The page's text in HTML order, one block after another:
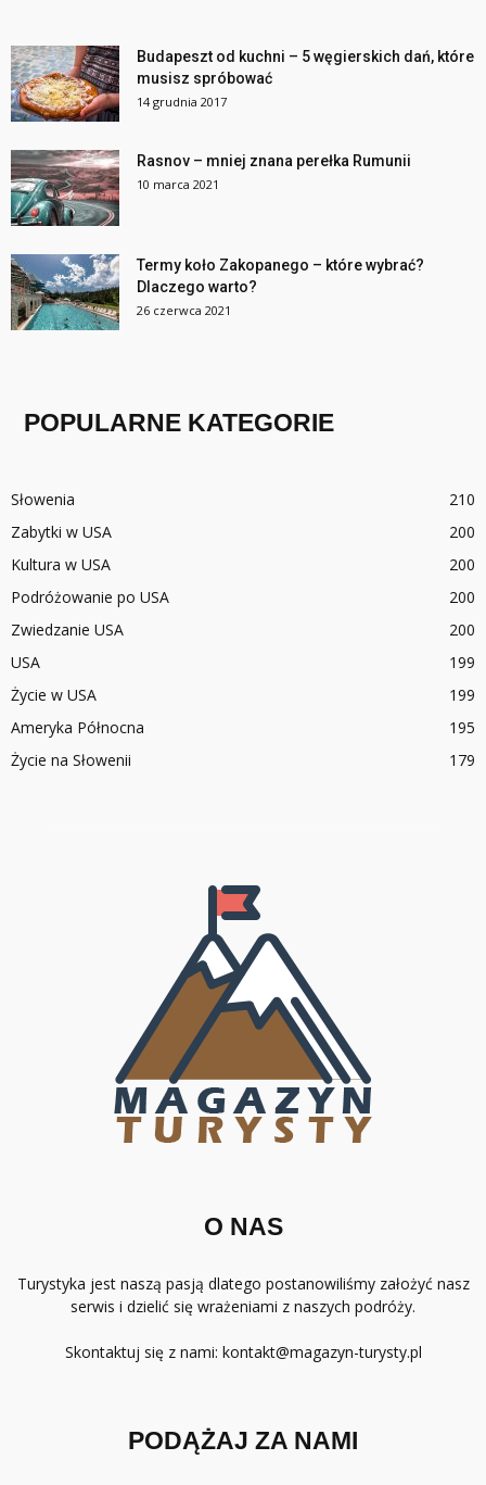
Budapeszt od kuchni – 5 węgierskich dań, które
musisz spróbować
14 grudnia 2017
Rasnov – mniej znana perełka Rumunii
10 marca 2021
Termy koło Zakopanego – które wybrać?
Dlaczego warto?
26 czerwca 2021
POPULARNE KATEGORIE
Słowenia
210
Zabytki w USA
200
Kultura w USA
200
Podróżowanie po USA
200
Zwiedzanie USA
200
USA
199
Życie w USA
199
Ameryka Północna
195
Życie na Słowenii
179
O NAS
Turystyka jest naszą pasją dlatego postanowiliśmy założyć nasz
serwis i dzielić się wrażeniami z naszych podróży.
Skontaktuj się z nami: kontakt@magazyn-turysty.pl
PODĄŻAJ ZA NAMI